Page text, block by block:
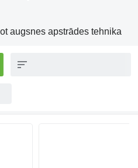
augsnes apstrādes tehnika